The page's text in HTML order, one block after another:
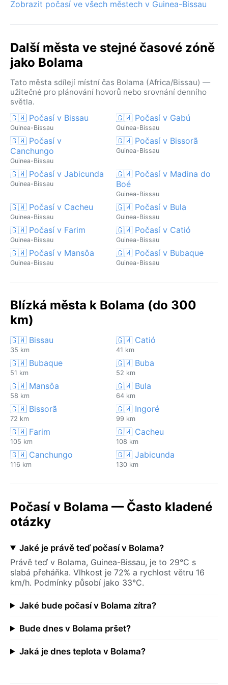
Zobrazit počasí ve všech městech v Guinea-Bissau
Další města ve stejné časové zóně
jako Bolama
Tato města sdílejí místní čas Bolama (Africa/Bissau) —
užitečné pro plánování hovorů nebo srovnání denního
světla.
🇬🇼 Počasí v Bissau
Guinea-Bissau
🇬🇼 Počasí v Gabú
Guinea-Bissau
🇬🇼 Počasí v
Canchungo
Guinea-Bissau
🇬🇼 Počasí v Bissorã
Guinea-Bissau
🇬🇼 Počasí v Jabicunda
Guinea-Bissau
🇬🇼 Počasí v Madina do
Boé
Guinea-Bissau
🇬🇼 Počasí v Cacheu
Guinea-Bissau
🇬🇼 Počasí v Bula
Guinea-Bissau
🇬🇼 Počasí v Farim
Guinea-Bissau
🇬🇼 Počasí v Catió
Guinea-Bissau
🇬🇼 Počasí v Mansôa
Guinea-Bissau
🇬🇼 Počasí v Bubaque
Guinea-Bissau
Blízká města k Bolama (do 300
km)
🇬🇼 Bissau
35 km
🇬🇼 Catió
41 km
🇬🇼 Bubaque
51 km
🇬🇼 Buba
52 km
🇬🇼 Mansôa
58 km
🇬🇼 Bula
64 km
🇬🇼 Bissorã
72 km
🇬🇼 Ingoré
99 km
🇬🇼 Farim
105 km
🇬🇼 Cacheu
108 km
🇬🇼 Canchungo
116 km
🇬🇼 Jabicunda
130 km
Počasí v Bolama — Často kladené
otázky
Jaké je právě teď počasí v Bolama?
Právě teď v Bolama, Guinea-Bissau, je to 29°C s
slabá přeháňka. Vlhkost je 72% a rychlost větru 16
km/h. Podmínky působí jako 33°C.
Jaké bude počasí v Bolama zítra?
Bude dnes v Bolama pršet?
Jaká je dnes teplota v Bolama?